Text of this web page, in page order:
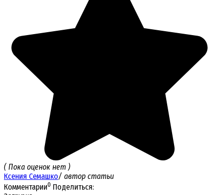
( Пока оценок нет )
Ксения Семашко/ автор статьи
Комментарии0 Поделиться: